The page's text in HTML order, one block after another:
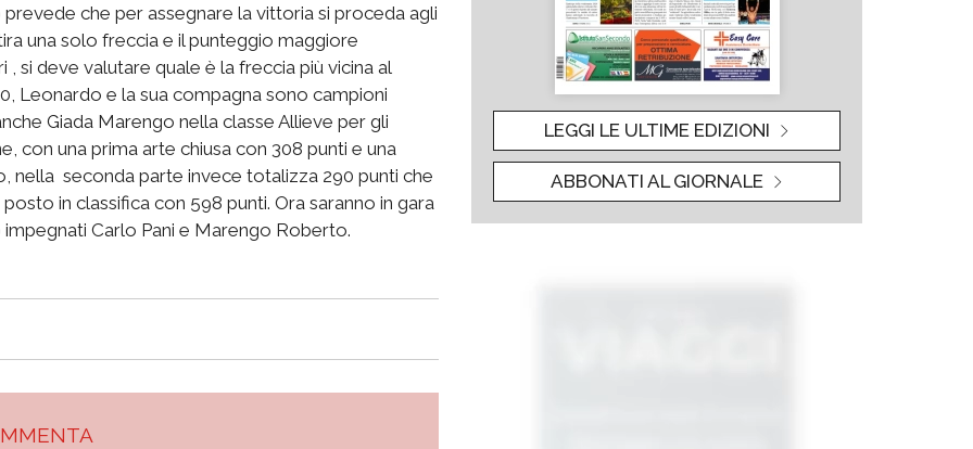
che per assegnare la vittoria si proceda agli
una solo freccia e il punteggio maggiore
si deve valutare quale è la freccia più vicina al
Leonardo e la sua compagna sono campioni
Giada Marengo nella classe Allieve per gli
con una prima arte chiusa con 308 punti e una
nella seconda parte invece totalizza 290 punti che
in classifica con 598 punti. Ora saranno in gara
Carlo Pani e Marengo Roberto.
LEGGI LE ULTIME EDIZIONI
ABBONATI AL GIORNALE